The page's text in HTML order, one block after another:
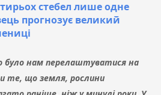
стебел лише одне
прогнозує великий
було нам перелаштуватися на
те, що земля, рослини